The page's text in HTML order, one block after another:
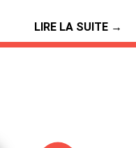
LIRE LA SUITE →